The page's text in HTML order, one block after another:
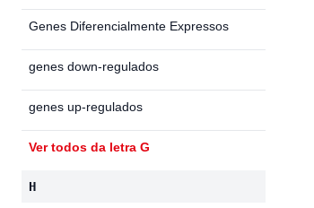
Genes Diferencialmente Expressos
genes down-regulados
genes up-regulados
Ver todos da letra G
H